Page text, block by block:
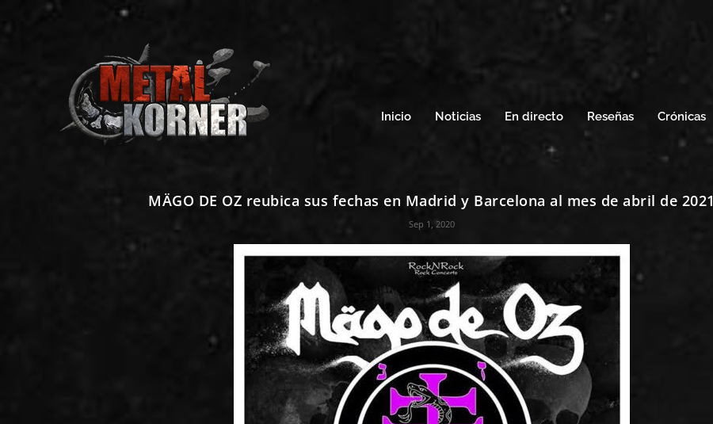
Inicio Noticias En directo Reseñas Crónicas
MÄGO DE OZ reubica sus fechas en Madrid y Barcelona al mes de abril de 2021
Sep 1, 2020